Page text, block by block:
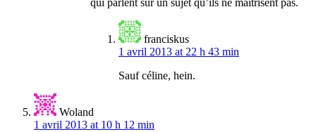
qui parlent sur un sujet qu’ils ne maitrisent pas.
franciskus
1 avril 2013 at 22 h 43 min
Sauf céline, hein.
Woland
1 avril 2013 at 10 h 12 min